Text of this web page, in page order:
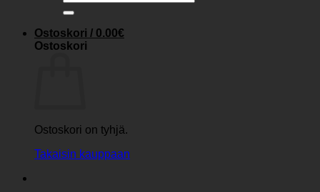
Ostoskori / 0.00€
Ostoskori
Ostoskori on tyhjä.
Takaisin kauppaan